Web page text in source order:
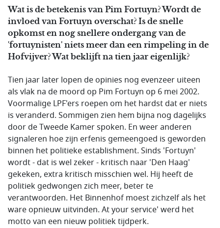
Wat is de betekenis van Pim Fortuyn? Wordt de
invloed van Fortuyn overschat? Is de snelle
opkomst en nog snellere ondergang van de
'fortuynisten' niets meer dan een rimpeling in de
Hofvijver? Wat beklijft na tien jaar eigenlijk?
Tien jaar later lopen de opinies nog evenzeer uiteen
als vlak na de moord op Pim Fortuyn op 6 mei 2002.
Voormalige LPF'ers roepen om het hardst dat er niets
is veranderd. Sommigen zien hem bijna nog dagelijks
door de Tweede Kamer spoken. En weer anderen
signaleren hoe zijn erfenis gemeengoed is geworden
binnen het politieke establishment. Sinds 'Fortuyn'
wordt - dat is wel zeker - kritisch naar 'Den Haag'
gekeken, extra kritisch misschien wel. Hij heeft de
politiek gedwongen zich meer, beter te
verantwoorden. Het Binnenhof moest zichzelf als het
ware opnieuw uitvinden. At your service' werd het
motto van een nieuw politiek tijdperk.